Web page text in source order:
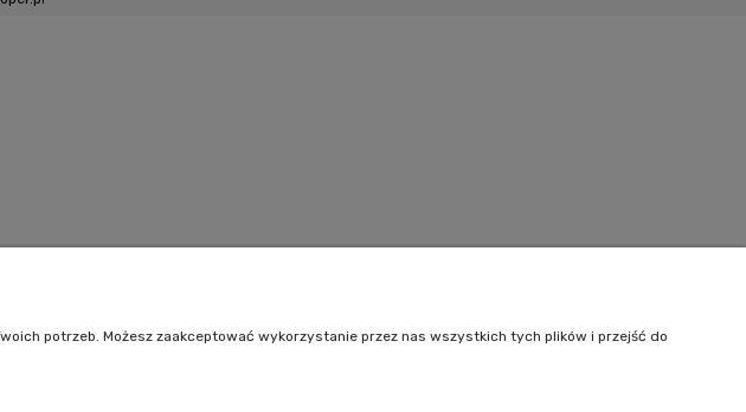
potrzeb. Możesz zaakceptować wykorzystanie przez nas wszystkich tych plików i przejść do